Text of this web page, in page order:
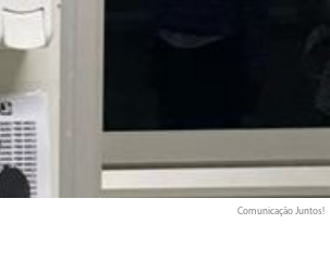
Comunicação Juntos!